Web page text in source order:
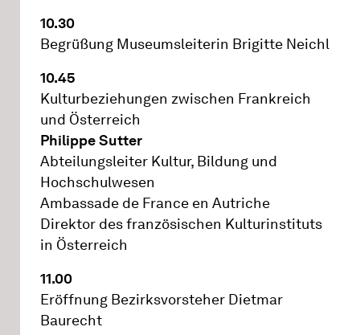
10.30
Begrüßung Museumsleiterin Brigitte Neichl
10.45
Kulturbeziehungen zwischen Frankreich
und Österreich
Philippe Sutter
Abteilungsleiter Kultur, Bildung und
Hochschulwesen
Ambassade de France en Autriche
Direktor des französischen Kulturinstituts
in Österreich
11.00
Eröffnung Bezirksvorsteher Dietmar
Baurecht